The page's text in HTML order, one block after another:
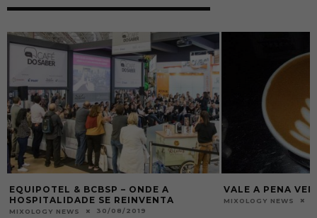
EQUIPOTEL & BCBSP – ONDE A
HOSPITALIDADE SE REINVENTA
MIXOLOGY NEWS 30/08/2019
VALE A PENA
MIXOLOGY NEWS